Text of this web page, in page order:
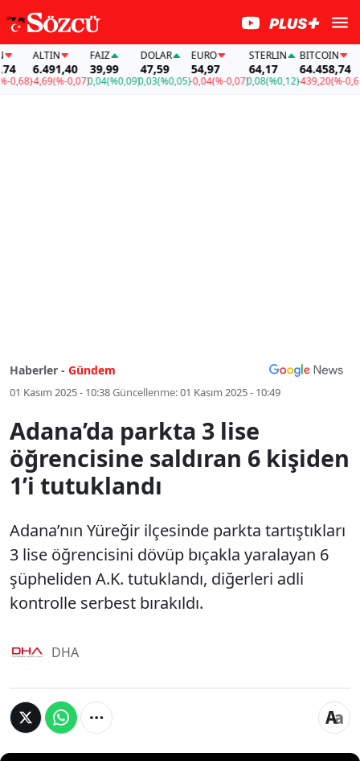
ALTIN
6.491,40
-4,69(%-0,07)
FAİZ
39,99
0,04(%0,09)
DOLAR
47,59
0,03(%0,05)
EURO
54,97
-0,04(%-0,07)
STERLIN
64,17
0,08(%0,12)
BITCOIN
64.458,74
-439,20(%-0,68)-
Haberler - Gündem
01 Kasım 2025 - 10:38Güncellenme:01 Kasım 2025 - 10:49
Adana’da parkta 3 lise
öğrencisine saldıran 6 kişiden
1’i tutuklandı
Adana’nın Yüreğir ilçesinde parkta tartıştıkları
3 lise öğrencisini dövüp bıçakla yaralayan 6
şüpheliden A.K. tutuklandı, diğerleri adli
kontrolle serbest bırakıldı.
DHA